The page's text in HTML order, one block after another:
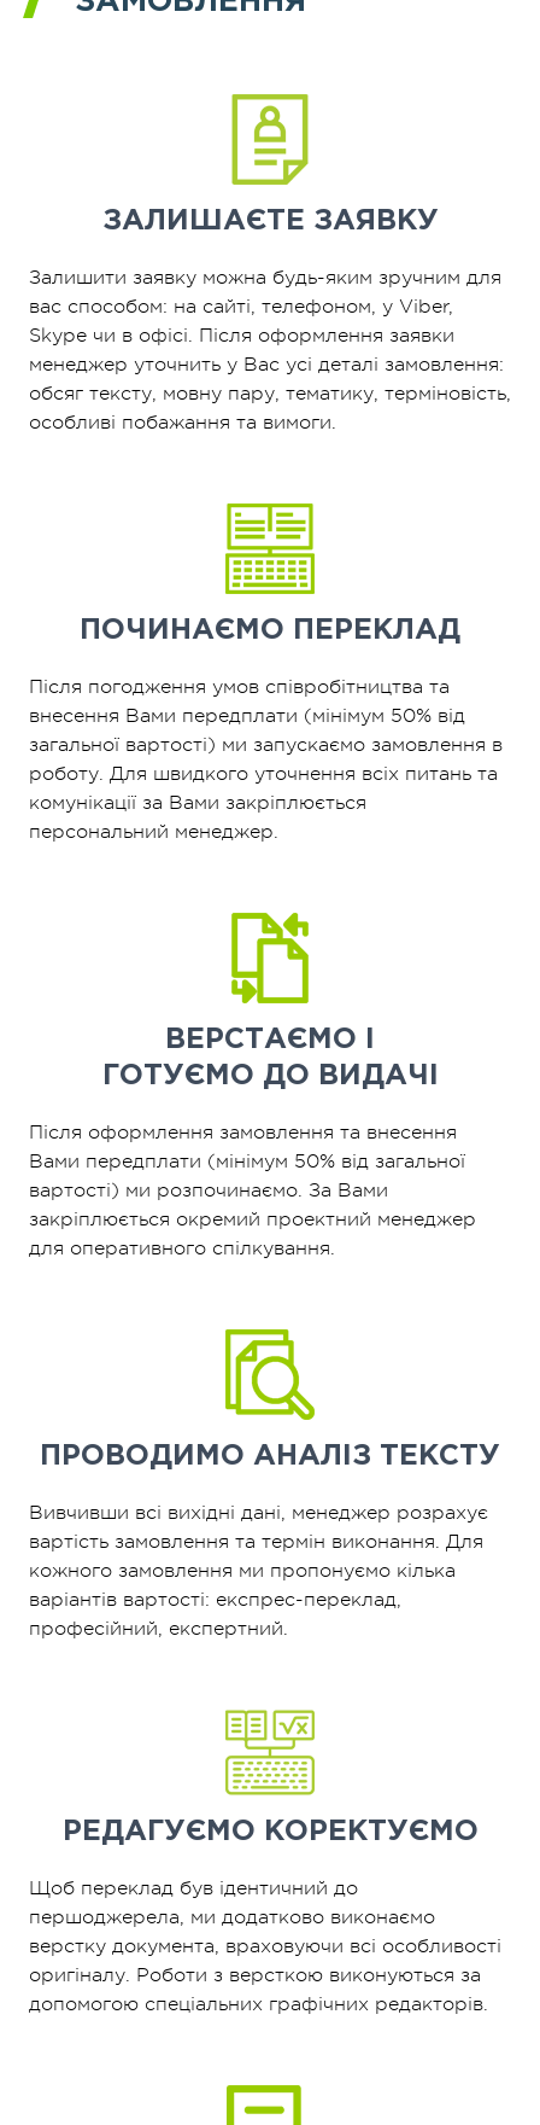
ЗАЛИШАЄТЕ ЗАЯВКУ
Залишити заявку можна будь-яким зручним для
вас способом: на сайті, телефоном, у Viber,
Skype чи в офісі. Після оформлення заявки
менеджер уточнить у Вас усі деталі замовлення:
обсяг тексту, мовну пару, тематику, терміновість,
особливі побажання та вимоги.
ПОЧИНАЄМО ПЕРЕКЛАД
Після погодження умов співробітництва та
внесення Вами передплати (мінімум 50% від
загальної вартості) ми запускаємо замовлення в
роботу. Для швидкого уточнення всіх питань та
комунікації за Вами закріплюється
персональний менеджер.
ВЕРСТАЄМО І
ГОТУЄМО ДО ВИДАЧІ
Після оформлення замовлення та внесення
Вами передплати (мінімум 50% від загальної
вартості) ми розпочинаємо. За Вами
закріплюється окремий проектний менеджер
для оперативного спілкування.
ПРОВОДИМО АНАЛІЗ ТЕКСТУ
Вивчивши всі вихідні дані, менеджер розрахує
вартість замовлення та термін виконання. Для
кожного замовлення ми пропонуємо кілька
варіантів вартості: експрес-переклад,
професійний, експертний.
РЕДАГУЄМО КОРЕКТУЄМО
Щоб переклад був ідентичний до
першоджерела, ми додатково виконаємо
верстку документа, враховуючи всі особливості
оригіналу. Роботи з версткою виконуються за
допомогою спеціальних графічних редакторів.